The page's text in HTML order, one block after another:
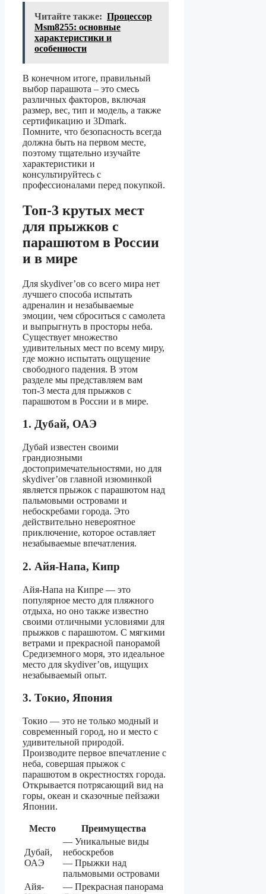
Читайте также: Процессор
Msm8255: основные
характеристики и
особенности
В конечном итоге, правильный
выбор парашюта – это смесь
различных факторов, включая
размер, вес, тип и модель, а также
сертификацию и 3Dmark.
Помните, что безопасность всегда
должна быть на первом месте,
поэтому тщательно изучайте
характеристики и
консультируйтесь с
профессионалами перед покупкой.
Топ-3 крутых мест
для прыжков с
парашютом в России
и в мире
Для skydiver’ов со всего мира нет
лучшего способа испытать
адреналин и незабываемые
эмоции, чем сброситься с самолета
и выпрыгнуть в просторы неба.
Существует множество
удивительных мест по всему миру,
где можно испытать ощущение
свободного падения. В этом
разделе мы представляем вам
топ-3 места для прыжков с
парашютом в России и в мире.
1. Дубай, ОАЭ
Дубай известен своими
грандиозными
достопримечательностями, но для
skydiver’ов главной изюминкой
является прыжок с парашютом над
пальмовыми островами и
небоскребами города. Это
действительно невероятное
приключение, которое оставляет
незабываемые впечатления.
2. Айя-Напа, Кипр
Айя-Напа на Кипре — это
популярное место для пляжного
отдыха, но оно также известно
своими отличными условиями для
прыжков с парашютом. С мягкими
ветрами и прекрасной панорамой
Средиземного моря, это идеальное
место для skydiver’ов, ищущих
незабываемый опыт.
3. Токио, Япония
Токио — это не только модный и
современный город, но и место с
удивительной природой.
Производите первое впечатление с
неба, совершая прыжок с
парашютом в окрестностях города.
Открывается потрясающий вид на
горы, океан и сказочные пейзажи
Японии.
Место Преимущества
Дубай,
ОАЭ
— Уникальные виды
небоскребов
— Прыжки над
пальмовыми островами
Айя-
— Прекрасная панорама